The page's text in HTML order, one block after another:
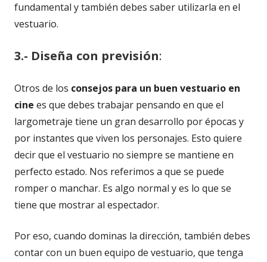
fundamental y también debes saber utilizarla en el
vestuario.
3.- Diseña con previsión:
Otros de los consejos para un buen vestuario en
cine es que debes trabajar pensando en que el
largometraje tiene un gran desarrollo por épocas y
por instantes que viven los personajes. Esto quiere
decir que el vestuario no siempre se mantiene en
perfecto estado. Nos referimos a que se puede
romper o manchar. Es algo normal y es lo que se
tiene que mostrar al espectador.
Por eso, cuando dominas la dirección, también debes
contar con un buen equipo de vestuario, que tenga